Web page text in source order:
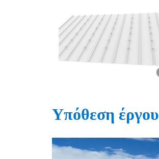
Υπόθεση έργου